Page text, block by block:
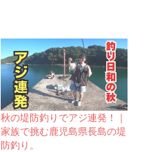
秋の堤防釣りでアジ連発！｜
家族で挑む鹿児島県長島の堤
防釣り。